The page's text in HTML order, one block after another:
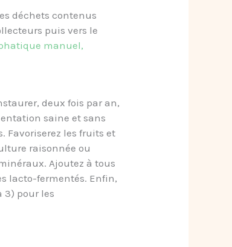
déchets contenus
puis vers le
manuel,
deux fois par an,
saine et sans
Favoriserez les fruits et
raisonnée ou
Ajoutez à tous
lacto-fermentés. Enfin,
3) pour les